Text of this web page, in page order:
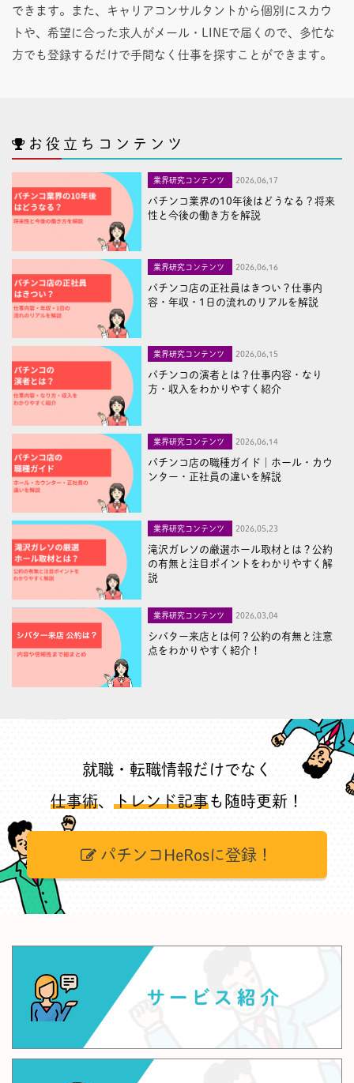
できます。また、キャリアコンサルタントから個別にスカウ
トや、希望に合った求人がメール・LINEで届くので、多忙な
方でも登録するだけで手間なく仕事を探すことができます。
お役立ちコンテンツ
業界研究コンテンツ 2026,06,17
パチンコ業界の10年後はどうなる？将来
性と今後の働き方を解説
業界研究コンテンツ 2026,06,16
パチンコ店の正社員はきつい？仕事内
容・年収・1日の流れのリアルを解説
業界研究コンテンツ 2026,06,15
パチンコの演者とは？仕事内容・なり
方・収入をわかりやすく紹介
業界研究コンテンツ 2026,06,14
パチンコ店の職種ガイド｜ホール・カウ
ンター・正社員の違いを解説
業界研究コンテンツ 2026,05,23
滝沢ガレソの厳選ホール取材とは？公約
の有無と注目ポイントをわかりやすく解
説
業界研究コンテンツ 2026,03,04
シバター来店とは何？公約の有無と注意
点をわかりやすく紹介！
就職・転職情報だけでなく
仕事術、 トレンド記事も随時更新！
パチンコHeRosに登録！